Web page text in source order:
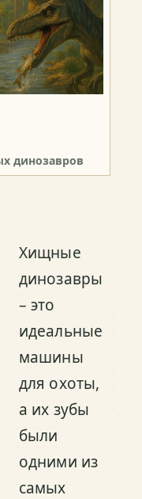
динозавров
Хищные
динозавры
– это
идеальные
машины
для охоты,
а их зубы
были
одними из
самых